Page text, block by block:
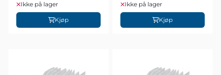
Ikke på lager
Kjøp
Ikke på lager
Kjøp